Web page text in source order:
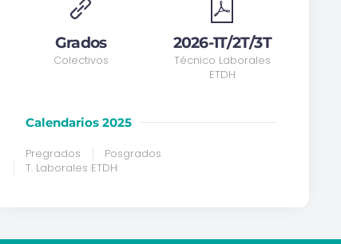
Grados
Colectivos
2026-1T/2T/3T
Técnico Laborales
ETDH
Calendarios 2025
Pregrados
Posgrados
T. Laborales ETDH